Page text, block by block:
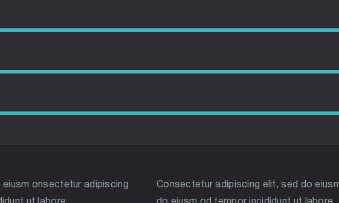
onsectetur adipiscing
ut labore.
Consectetur adipiscing elit, sed do
do eiusm od tempor incididunt ut labore.